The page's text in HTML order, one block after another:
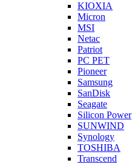
KIOXIA
Micron
MSI
Netac
Patriot
PC PET
Pioneer
Samsung
SanDisk
Seagate
Silicon Power
SUNWIND
Synology
TOSHIBA
Transcend